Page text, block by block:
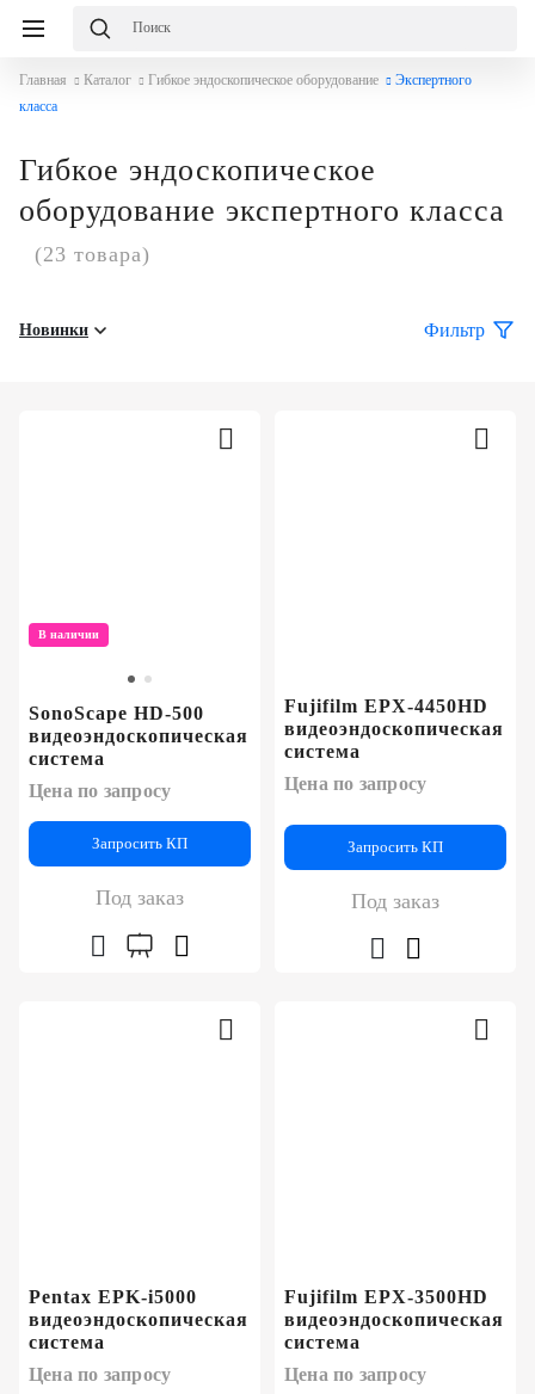
Главная Каталог Гибкое эндоскопическое оборудование
Экспертного
класса
Гибкое эндоскопическое
оборудование экспертного класса
(23 товара)
Новинки Фильтр
В наличии
SonoScape HD-500
видеоэндоскопическая
система
Цена по запросу
Запросить КП
Под заказ
Fujifilm EPX-4450HD
видеоэндоскопическая
система
Цена по запросу
Запросить КП
Под заказ
Pentax EPK-i5000
видеоэндоскопическая
система
Цена по запросу
Fujifilm EPX-3500HD
видеоэндоскопическая
система
Цена по запросу